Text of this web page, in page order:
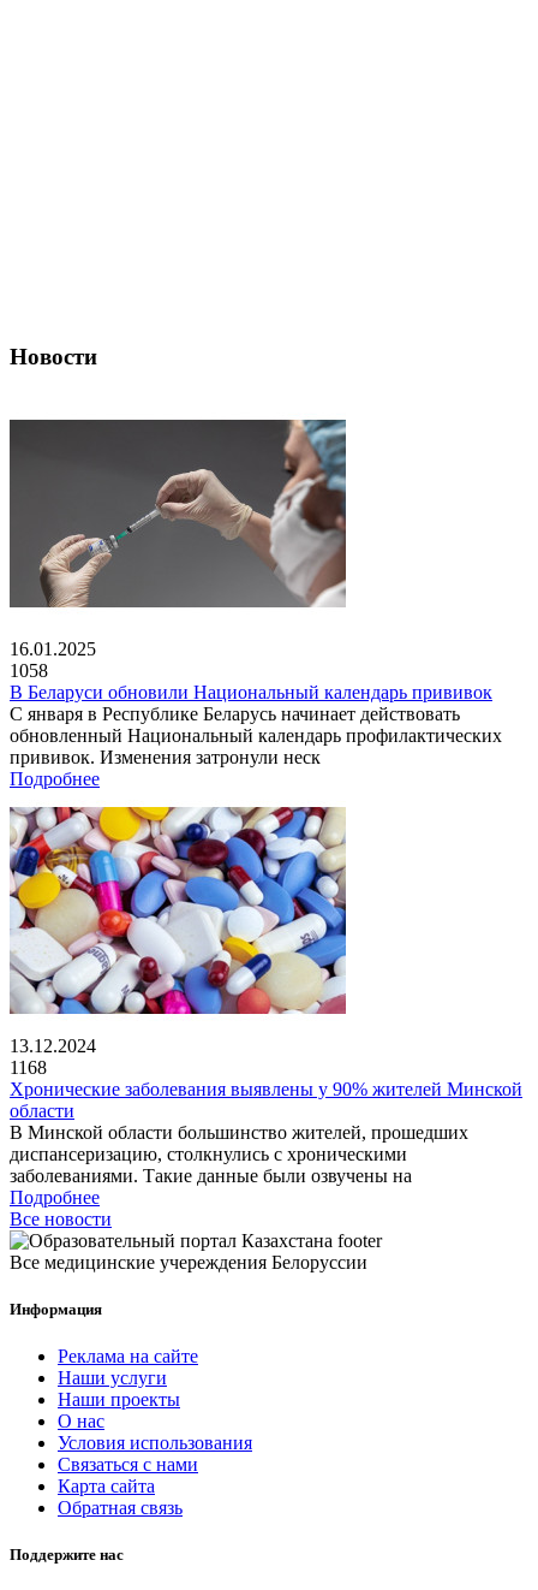
Новости
16.01.2025
1058
В Беларуси обновили Национальный календарь прививок
С января в Республике Беларусь начинает действовать
обновленный Национальный календарь профилактических
прививок. Изменения затронули неск
Подробнее
13.12.2024
1168
Хронические заболевания выявлены у 90% жителей Минской
области
В Минской области большинство жителей, прошедших
диспансеризацию, столкнулись с хроническими
заболеваниями. Такие данные были озвучены на
Подробнее
Все новости
Все медицинские учереждения Белоруссии
Информация
Реклама на сайте
Наши услуги
Наши проекты
О нас
Условия использования
Связаться с нами
Карта сайта
Обратная связь
Поддержите нас